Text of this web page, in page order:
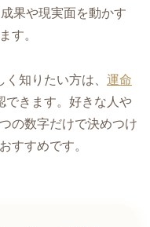
果や現実面を動かす
す。
知りたい方は、 運命
できます。好きな人や
の数字だけで決めつけ
すすめです。